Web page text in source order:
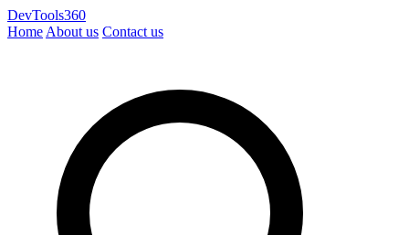
DevTools360
Home About us Contact us